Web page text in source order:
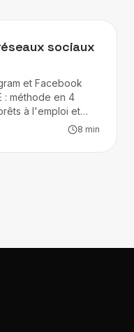
sociaux
et Facebook
: méthode en 4
à l'emploi et
8 min